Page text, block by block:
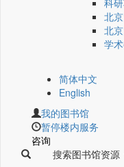
科
北
北
学
简体中文
English
我的图书馆
暂停楼内服务
咨询
搜索图书馆资源